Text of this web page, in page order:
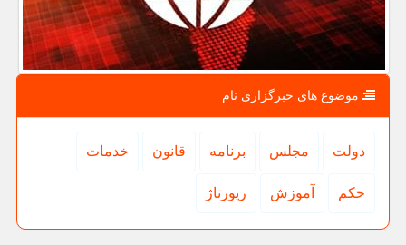
موضوع های خبرگزاری نام
دولت مجلس برنامه قانون خدمات
حكم آموزش رپورتاژ